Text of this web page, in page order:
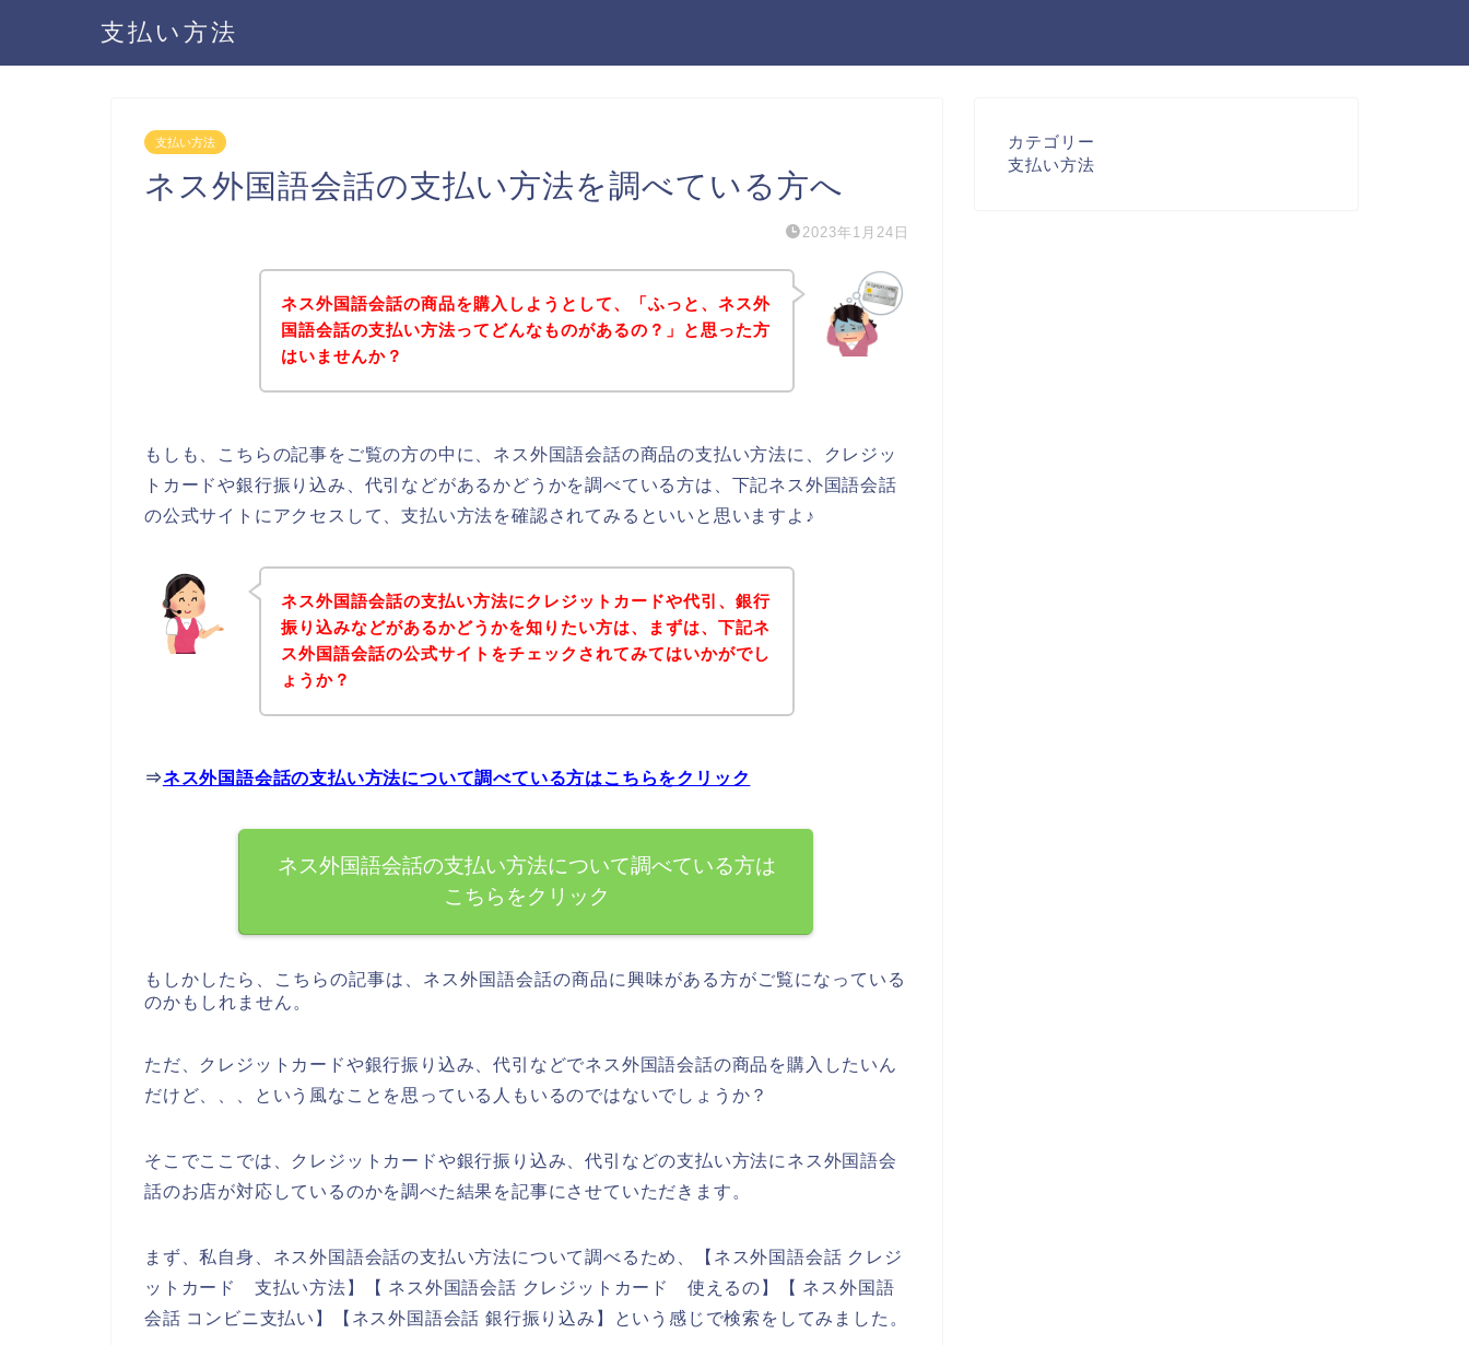
支払い方法
支払い方法
ネス外国語会話の支払い方法を調べている方へ
2023年1月24日
ネス外国語会話の商品を購入しようとして、「ふっと、ネス外
国語会話の支払い方法ってどんなものがあるの？」と思った方
はいませんか？
もしも、こちらの記事をご覧の方の中に、ネス外国語会話の商品の支払い方法に、クレジッ
トカードや銀行振り込み、代引などがあるかどうかを調べている方は、下記ネス外国語会話
の公式サイトにアクセスして、支払い方法を確認されてみるといいと思いますよ♪
ネス外国語会話の支払い方法にクレジットカードや代引、銀行
振り込みなどがあるかどうかを知りたい方は、まずは、下記ネ
ス外国語会話の公式サイトをチェックされてみてはいかがでし
ょうか？
⇒ネス外国語会話の支払い方法について調べている方はこちらをクリック
ネス外国語会話の支払い方法について調べている方は
こちらをクリック
もしかしたら、こちらの記事は、ネス外国語会話の商品に興味がある方がご覧になっている
のかもしれません。
ただ、クレジットカードや銀行振り込み、代引などでネス外国語会話の商品を購入したいん
だけど、、、という風なことを思っている人もいるのではないでしょうか？
そこでここでは、クレジットカードや銀行振り込み、代引などの支払い方法にネス外国語会
話のお店が対応しているのかを調べた結果を記事にさせていただきます。
まず、私自身、ネス外国語会話の支払い方法について調べるため、【ネス外国語会話 クレジ
ットカード 支払い方法】【 ネス外国語会話 クレジットカード 使えるの】【 ネス外国語
会話 コンビニ支払い】【ネス外国語会話 銀行振り込み】という感じで検索をしてみました。
カテゴリー
支払い方法